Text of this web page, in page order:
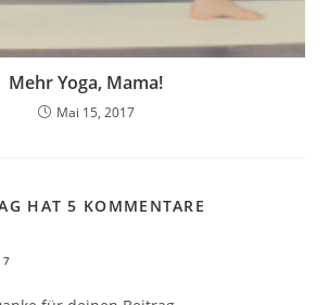
Mehr Yoga, Mama!
Mai 15, 2017
HAT 5 KOMMENTARE